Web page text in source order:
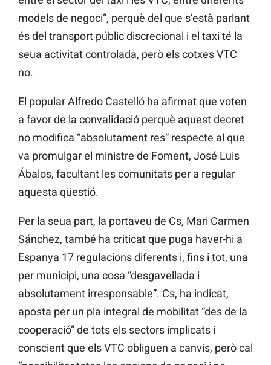
models de negoci”, perquè del que s’està parlant
és del transport públic discrecional i el taxi té la
seua activitat controlada, però els cotxes VTC
no.
El popular Alfredo Castelló ha afirmat que voten
a favor de la convalidació perquè aquest decret
no modifica “absolutament res” respecte al que
va promulgar el ministre de Foment, José Luis
Ábalos, facultant les comunitats per a regular
aquesta qüestió.
Per la seua part, la portaveu de Cs, Mari Carmen
Sánchez, també ha criticat que puga haver-hi a
Espanya 17 regulacions diferents i, fins i tot, una
per municipi, una cosa “desgavellada i
absolutament irresponsable”. Cs, ha indicat,
aposta per un pla integral de mobilitat “des de la
cooperació” de tots els sectors implicats i
conscient que els VTC obliguen a canvis, però cal